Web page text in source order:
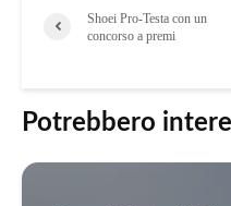
Shoei Pro-Testa con un
concorso a premi
Potrebbero